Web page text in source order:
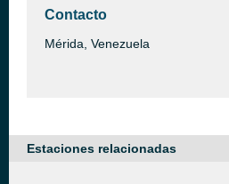
Contacto
Mérida, Venezuela
Estaciones relacionadas